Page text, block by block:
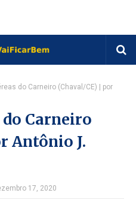
do Carneiro (Chaval/CE) | por
Carneiro
Antônio J.
17, 2020